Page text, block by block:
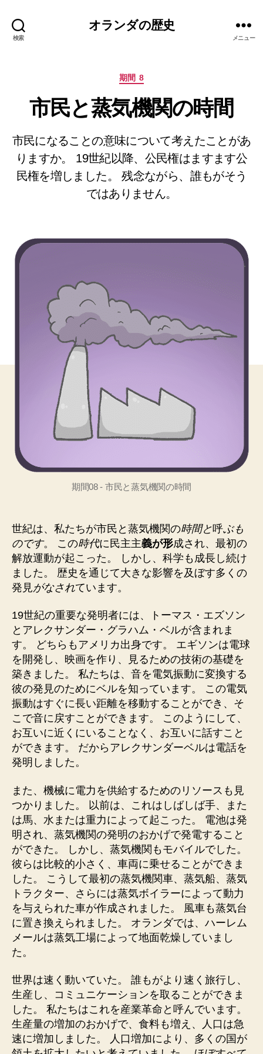
検索
オランダの歴史
メニュー
カ
ゴ
リ
期間 8
市民と蒸気機関の時間
市民になることの意味について考えたことがあ
りますか。 19世紀以降、公民権はますます公
民権を増しました。 残念ながら、誰もがそう
ではありません。
期間08 - 市民と蒸気機関の時間
世紀は、私たちが市民と蒸気機関の時間と呼ぶも
のです。 この時代に民主主義が形成され、最初の
解放運動が起こった。 しかし、科学も成長し続け
ました。 歴史を通じて大きな影響を及ぼす多くの
発見がなされています。
19世紀の重要な発明者には、トーマス・エズソン
とアレクサンダー・グラハム・ベルが含まれま
す。 どちらもアメリカ出身です。 エギソンは電球
を開発し、映画を作り、見るための技術の基礎を
築きました。 私たちは、音を電気振動に変換する
彼の発見のためにベルを知っています。 この電気
振動はすぐに長い距離を移動することができ、そ
こで音に戻すことができます。 このようにして、
お互いに近くにいることなく、お互いに話すこと
ができます。 だからアレクサンダーベルは電話を
発明しました。
また、機械に電力を供給するためのリソースも見
つかりました。 以前は、これはしばしば手、また
は馬、水または重力によって起こった。 電池は発
明され、蒸気機関の発明のおかげで発電すること
ができた。 しかし、蒸気機関もモバイルでした。
彼らは比較的小さく、車両に乗せることができま
した。 こうして最初の蒸気機関車、蒸気船、蒸気
トラクター、さらには蒸気ボイラーによって動力
を与えられた車が作成されました。 風車も蒸気台
に置き換えられました。 オランダでは、ハーレム
メールは蒸気工場によって地面乾燥していまし
た。
世界は速く動いていた。 誰もがより速く旅行し、
生産し、コミュニケーションを取ることができま
した。 私たちはこれを産業革命と呼んでいます。
生産量の増加のおかげで、食料も増え、人口は急
速に増加しました。 人口増加により、多くの国が